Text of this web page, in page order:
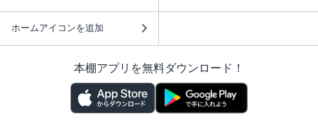
ホームアイコンを追加
本棚アプリを無料ダウンロード！